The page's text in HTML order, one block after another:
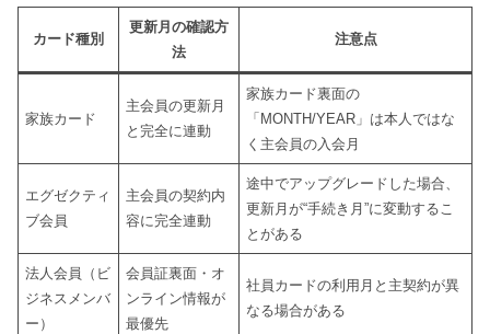
カード種別
更新月の確認方
法
注意点
家族カード
主会員の更新月
と完全に連動
家族カード裏面の
「MONTH/YEAR」は本人ではな
く主会員の入会月
エグゼクティ
ブ会員
主会員の契約内
容に完全連動
途中でアップグレードした場合、
更新月が“手続き月”に変動するこ
とがある
法人会員（ビ
ジネスメンバ
ー）
会員証裏面・オ
ンライン情報が
最優先
社員カードの利用月と主契約が異
なる場合がある